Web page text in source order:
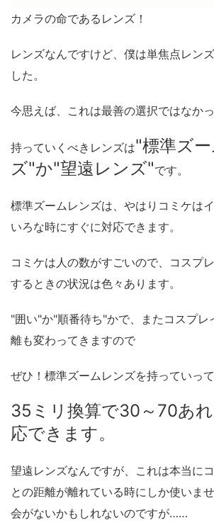
カメラの命であるレンズ！
レンズなんですけど、僕は単焦点レン
した。
今思えば、これは最善の選択ではなか
持っていくべきレンズは"標準ズ
ズ"か"望遠レンズ"です。
標準ズームレンズは、やはりコミケは
いろな時にすぐに対応できます。
コミケは人の数がすごいので、コスプ
するときの状況は色々あります。
"囲い"か"順番待ち"かで、またコスプレ
離も変わってきますので
ぜひ！標準ズームレンズを持っていっ
35ミリ換算で30～70あ
応できます。
望遠レンズなんですが、これは本当に
との距離が離れている時にしか使いま
会がないかもしれないのですが……